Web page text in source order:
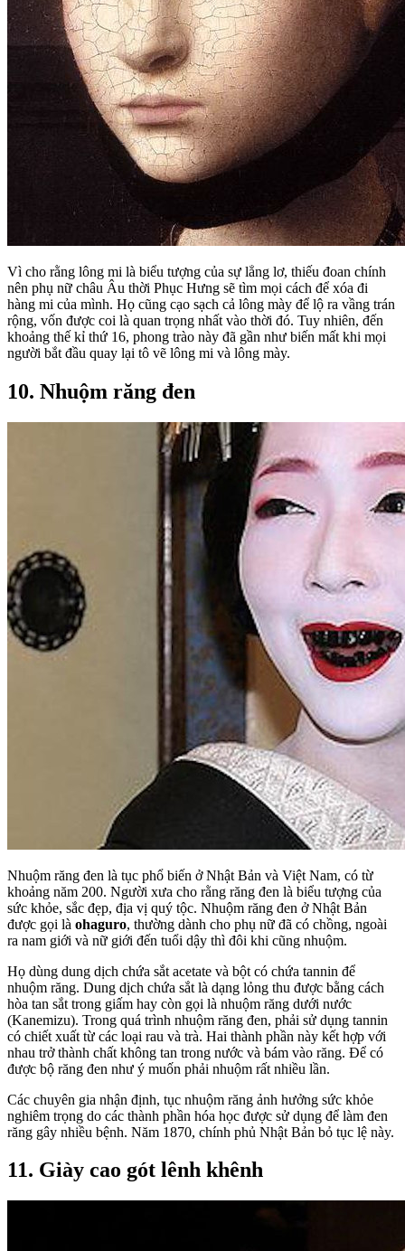
Vì cho rằng lông mi là biểu tượng của sự lẳng lơ, thiếu đoan chính
nên phụ nữ châu Âu thời Phục Hưng sẽ tìm mọi cách để xóa đi
hàng mi của mình. Họ cũng cạo sạch cả lông mày để lộ ra vầng trán
rộng, vốn được coi là quan trọng nhất vào thời đó. Tuy nhiên, đến
khoảng thế kỉ thứ 16, phong trào này đã gần như biến mất khi mọi
người bắt đầu quay lại tô vẽ lông mi và lông mày.
10. Nhuộm răng đen
Nhuộm răng đen là tục phổ biến ở Nhật Bản và Việt Nam, có từ
khoảng năm 200. Người xưa cho rằng răng đen là biểu tượng của
sức khỏe, sắc đẹp, địa vị quý tộc. Nhuộm răng đen ở Nhật Bản
được gọi là ohaguro, thường dành cho phụ nữ đã có chồng, ngoài
ra nam giới và nữ giới đến tuổi dậy thì đôi khi cũng nhuộm.
Họ dùng dung dịch chứa sắt acetate và bột có chứa tannin để
nhuộm răng. Dung dịch chứa sắt là dạng lỏng thu được bằng cách
hòa tan sắt trong giấm hay còn gọi là nhuộm răng dưới nước
(Kanemizu). Trong quá trình nhuộm răng đen, phải sử dụng tannin
có chiết xuất từ các loại rau và trà. Hai thành phần này kết hợp với
nhau trở thành chất không tan trong nước và bám vào răng. Để có
được bộ răng đen như ý muốn phải nhuộm rất nhiều lần.
Các chuyên gia nhận định, tục nhuộm răng ảnh hưởng sức khỏe
nghiêm trọng do các thành phần hóa học được sử dụng để làm đen
răng gây nhiều bệnh. Năm 1870, chính phủ Nhật Bản bỏ tục lệ này.
11. Giày cao gót lênh khênh